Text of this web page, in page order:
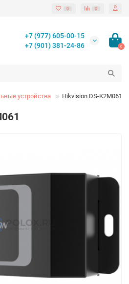
0 0
+7 (977) 605-00-15
+7 (901) 381-24-86
0
устройства Hikvision DS-K2M061